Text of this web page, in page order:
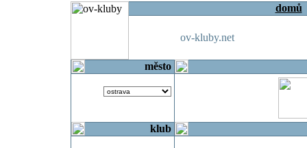
domů
ov-kluby.net
město
klub